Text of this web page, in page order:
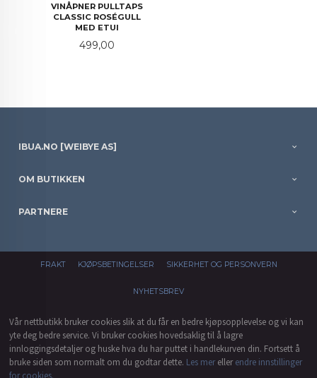
VINÅPNER PULLTAPS
CLASSIC ROSÉGULL
MED ETUI
Pris
499,00
IBUA.NO [WEIBYE AS]
OM BUTIKKEN
PARTNERE
FRAKT KJØPSBETINGELSER SIKKERHET OG PERSONVERN
NYHETSBREV
Vår nettbutikk bruker cookies slik at du får en bedre kjøpsopplevelse og vi kan
yte deg bedre service. Vi bruker cookies hovedsaklig til å lagre
innloggingsdetaljer og huske hva du har puttet i handlekurven din. Fortsett å
bruke siden som normalt om du godtar dette. Les merellerendre innstillinger